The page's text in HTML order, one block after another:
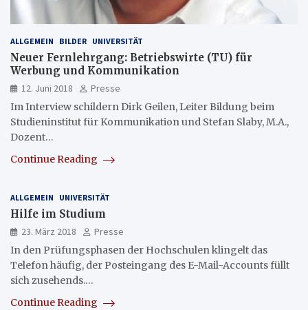
ALLGEMEIN BILDER UNIVERSITÄT
Neuer Fernlehrgang: Betriebswirte (TU) für
Werbung und Kommunikation
12. Juni 2018
Presse
Im Interview schildern Dirk Geilen, Leiter Bildung beim
Studieninstitut für Kommunikation und Stefan Slaby, M.A.,
Dozent…
Continue Reading
ALLGEMEIN UNIVERSITÄT
Hilfe im Studium
23. März 2018
Presse
In den Prüfungsphasen der Hochschulen klingelt das
Telefon häufig, der Posteingang des E-Mail-Accounts füllt
sich zusehends.…
Continue Reading